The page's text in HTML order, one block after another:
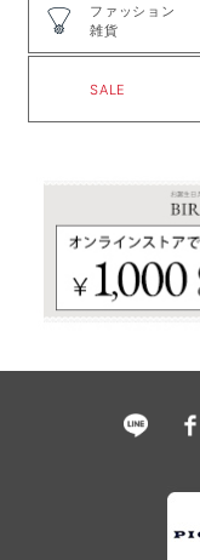
ファッション
雑貨
SALE